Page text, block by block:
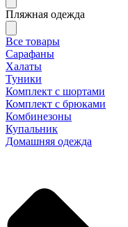
Пляжная одежда
Все товары
Сарафаны
Халаты
Туники
Комплект с шортами
Комплект с брюками
Комбинезоны
Купальник
Домашняя одежда